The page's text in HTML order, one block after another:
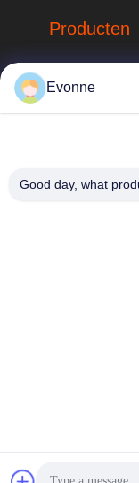
Producten
Copyright © 2024-
Evonne
Good day, what